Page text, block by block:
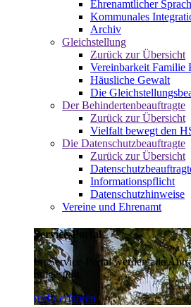
Ehrenamtlicher
Kommunales
Archiv
Gleichstellung
Zurück zur Übersicht
Vereinbarkeit Familie
Häusliche Gewalt
Die
Der Behindertenbeauftragte
Zurück zur Übersicht
Vielfalt bewegt den
Die Datenschutzbeauftragte
Zurück zur Übersicht
Informationspflicht
Datenschutzhinweise
Vereine und Ehrenamt
Service-Portal
Im Service-Portal werden alle
umgestellt.
mehr erfahren